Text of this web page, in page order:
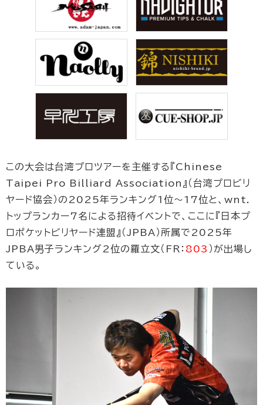
この大会は台湾プロツアーを主催する『Chinese
Taipei Pro Billiard Association』（台湾プロビリ
ヤード協会）の2025年ランキング1位〜17位と、wnt.
トップランカー7名による招待イベントで、ここに『日本プ
ロポケットビリヤード連盟』（JPBA）所属で2025年
JPBA男子ランキング2位の羅立文（FR： 803 ）が出場し
ている。